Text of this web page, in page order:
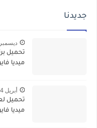
جديدنا
ديسمبر 08, 2020
ميديا فاير 2024
أبريل 24, 2020
ميديا فاير